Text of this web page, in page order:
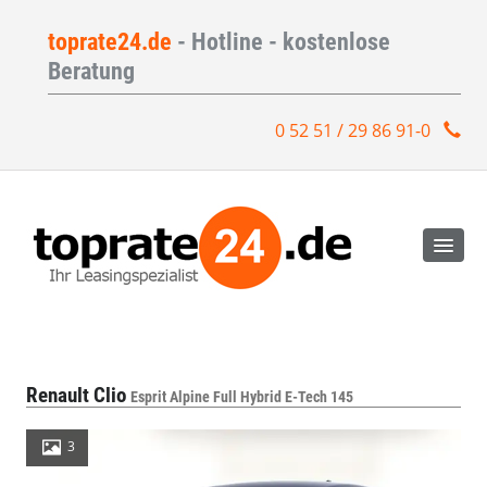
toprate24.de - Hotline - kostenlose
Beratung
0 52 51 / 29 86 91-0
Renault Clio Esprit Alpine Full Hybrid E-Tech 145
3